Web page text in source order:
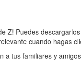
Z! Puedes
cuando hagas
tus familiares y